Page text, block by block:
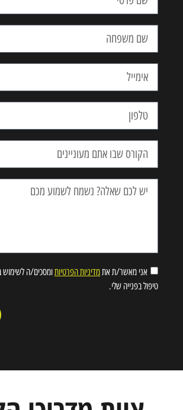
אני מאשר/ת אתמדיניות הפרטיותומסכים/ה לשימוש
טיפול בפנייה שלי.
שם משפחה
טלפון נייד
אימייל
- יש להוריד את טופס הצהרת הבריאות